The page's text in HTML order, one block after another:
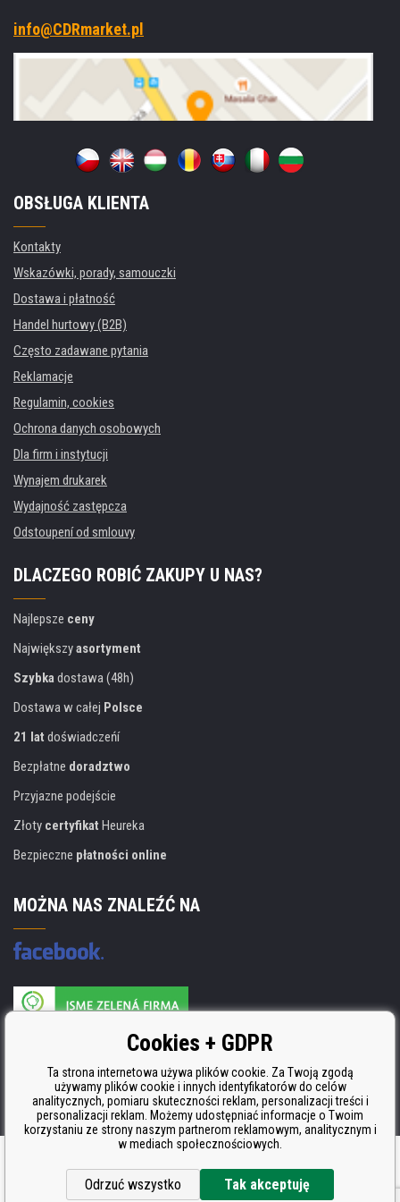
info@CDRmarket.pl
OBSŁUGA KLIENTA
Kontakty
Wskazówki, porady, samouczki
Dostawa i płatność
Handel hurtowy (B2B)
Często zadawane pytania
Reklamacje
Regulamin, cookies
Ochrona danych osobowych
Dla firm i instytucji
Wynajem drukarek
Wydajność zastępcza
Odstoupení od smlouvy
DLACZEGO ROBIĆ ZAKUPY U NAS?
Najlepsze ceny
Największyasortyment
Szybkadostawa (48h)
Dostawa w całej Polsce
21 lat doświadczeńí
Bezpłatne doradztwo
Przyjazne podejście
Złoty certyfikat Heureka
Bezpieczne płatności online
MOŻNA NAS ZNALEŹĆ NA
Producent wkładów posiada certyfikat
ISO 9001, ISO 14001 i STMC.
Oprogramowanie e-commerceBINARGON.cz
Cookies + GDPR
Ta strona internetowa używa plików cookie. Za Twoją zgodą
używamy plików cookie i innych identyfikatorów do celów
analitycznych, pomiaru skuteczności reklam, personalizacji treści i
personalizacji reklam. Możemy udostępniać informacje o Twoim
korzystaniu ze strony naszym partnerom reklamowym, analitycznym i
w mediach społecznościowych.
Odrzuć wszystko Tak akceptuję